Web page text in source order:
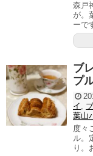
森戸
が。
ーで
ブ
プ
イ ,
葉山
度々
ル。
り。